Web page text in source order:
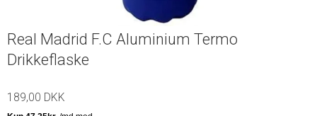
Real Madrid F.C Aluminium Termo
Drikkeflaske
189,00 DKK